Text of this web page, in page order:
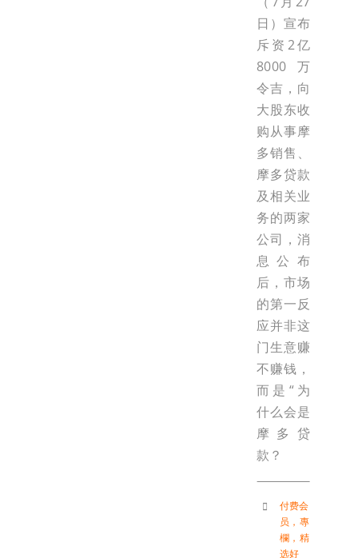
日）宣布
斥资2亿
8000万
令吉，向
大股东收
购从事摩
多销售、
摩多贷款
及相关业
务的两家
公司，消
息公布
后，市场
的第一反
应并非这
门生意赚
不赚钱，
而是“为
什么会是
摩多贷
款？
付费会
员 ， 專
欄 ， 精
选好